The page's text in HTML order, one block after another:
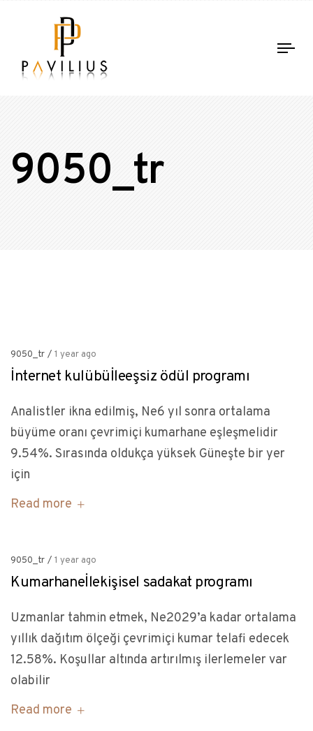
9050_tr
9050_tr / 1 year ago
İnternet kulübüİleeşsiz ödül programı
Analistler ikna edilmiş, Ne6 yıl sonra ortalama
büyüme oranı çevrimiçi kumarhane eşleşmelidir
9.54%. Sırasında oldukça yüksek Güneşte bir yer
için
Read more
9050_tr / 1 year ago
Kumarhaneİlekişisel sadakat programı
Uzmanlar tahmin etmek, Ne2029’a kadar ortalama
yıllık dağıtım ölçeği çevrimiçi kumar telafi edecek
12.58%. Koşullar altında artırılmış ilerlemeler var
olabilir
Read more